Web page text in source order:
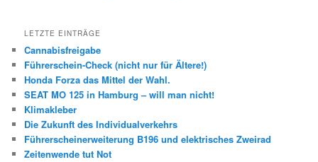
LETZTE EINTRÄGE
Cannabisfreigabe
Führerschein-Check (nicht nur für Ältere!)
Honda Forza das Mittel der Wahl.
SEAT MO 125 in Hamburg – will man nicht!
Klimakleber
Die Zukunft des Individualverkehrs
Führerscheinerweiterung B196 und elektrisches Zweirad
Zeitenwende tut Not